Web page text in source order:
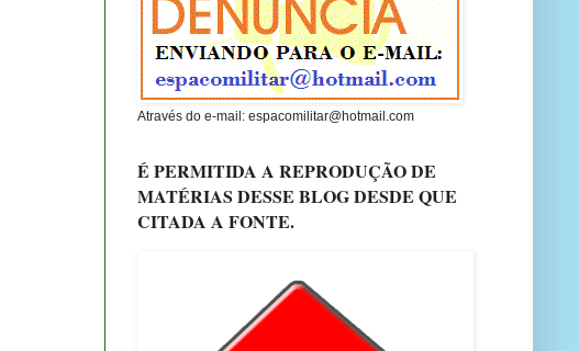
Através do e-mail: espacomilitar@hotmail.com
É PERMITIDA A REPRODUÇÃO DE
MATÉRIAS DESSE BLOG DESDE QUE
CITADA A FONTE.